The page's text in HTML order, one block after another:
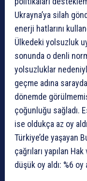
Ukrayna’ya silah
enerji hatlarını
Ülkedeki yolsuzluk
sonunda o denli
yolsuzluklar
geçme adına
dönemde
çoğunluğu sağladı.
ise oldukça az oy
Türkiye’de yaşayan
çağrıları yapılan
düşük oy aldı: %6 oy